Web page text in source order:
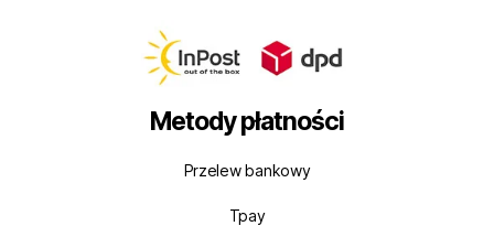
Metody płatności
Przelew bankowy
Tpay